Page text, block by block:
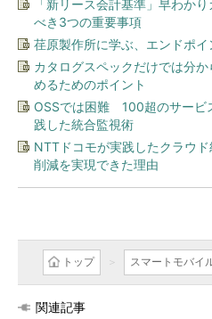
「新リース会計基準」早わか
べき3つの重要事項
荏原製作所に学ぶ、エンドポ
カタログスペックだけでは分
めるためのポイント
OSSでは困難 100超のサービ
践した統合監視術
NTTドコモが実践したクラウ
削減を実現できた理由
トップ スマートモバイ
関連記事